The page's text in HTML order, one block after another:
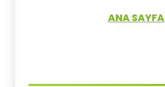
ANA SAYFA